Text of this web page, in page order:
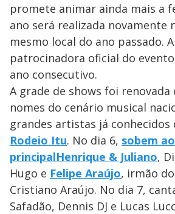
promete animar ainda mais a
ano será realizada novamente
mesmo local do ano passado.
patrocinadora oficial do
ano consecutivo.
A grade de shows foi renovada
nomes do cenário musical
grandes artistas já
Rodeio Itu. No dia 6, sobem
principalHenrique & Juliano,
Hugo e Felipe Araújo, irmão
Cristiano Araújo. No dia 7,
Safadão, Dennis DJ e Lucas